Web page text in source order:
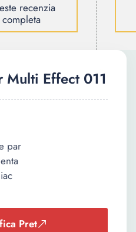
recenzia
completa
Multi Effect 011
par
Pret